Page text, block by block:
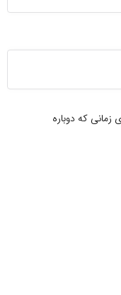
زمانی که دوباره